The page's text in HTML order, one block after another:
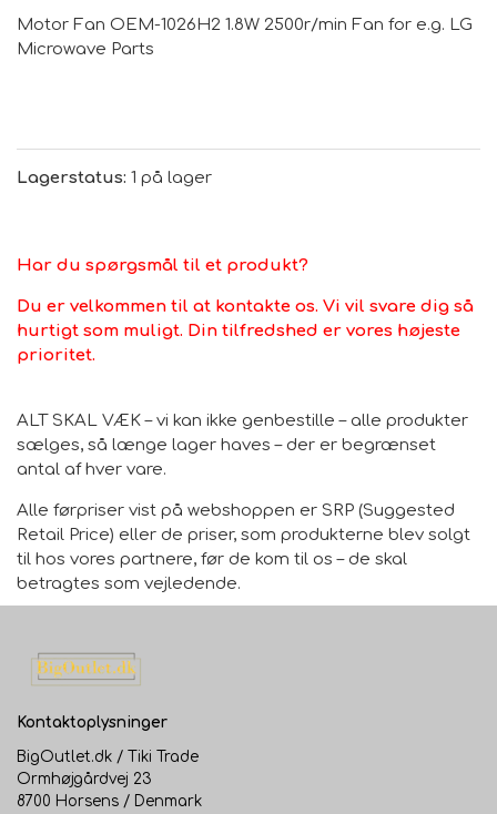
Motor Fan OEM-1026H2 1.8W 2500r/min Fan for e.g. LG
Microwave Parts
Lagerstatus: 1 på lager
Har du spørgsmål til et produkt?
Du er velkommen til at kontakte os. Vi vil svare dig så
hurtigt som muligt. Din tilfredshed er vores højeste
prioritet.
ALT SKAL VÆK – vi kan ikke genbestille – alle produkter
sælges, så længe lager haves – der er begrænset
antal af hver vare.
Alle førpriser vist på webshoppen er SRP (Suggested
Retail Price) eller de priser, som produkterne blev solgt
til hos vores partnere, før de kom til os – de skal
betragtes som vejledende.
Kontaktoplysninger
BigOutlet.dk / Tiki Trade
Ormhøjgårdvej 23
8700 Horsens / Denmark